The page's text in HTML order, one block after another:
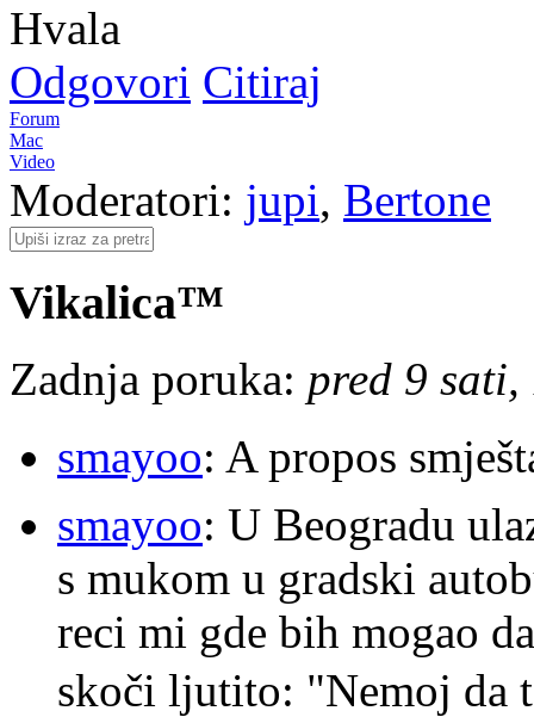
Hvala
Odgovori Citiraj
Forum
Mac
Video
Moderatori: jupi, Bertone
Vikalica™
Zadnja poruka: pred 9
smayoo: A propos
smayoo: U Beogradu
s mukom u gradski
reci mi gde bih mogao
skoči ljutito: "Nemoj da